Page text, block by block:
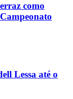
como
Lessa até o